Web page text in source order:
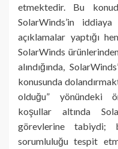
etmektedir. Bu
SolarWinds’in
açıklamalar yaptığı
SolarWinds
alındığında,
konusunda
olduğu” yönündeki
koşullar altında
görevlerine tabiydi;
sorumluluğu tespit